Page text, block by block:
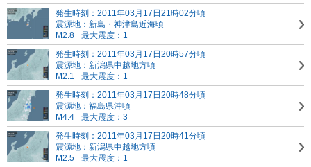
発生時刻：2011年03月17日21時02分頃
震源地：新島・神津島近海頃
M2.8
最大震度：1
発生時刻：2011年03月17日20時57分頃
震源地：新潟県中越地方頃
M2.1
最大震度：1
発生時刻：2011年03月17日20時48分頃
震源地：福島県沖頃
M4.4
最大震度：3
発生時刻：2011年03月17日20時41分頃
震源地：新潟県中越地方頃
M2.5
最大震度：1